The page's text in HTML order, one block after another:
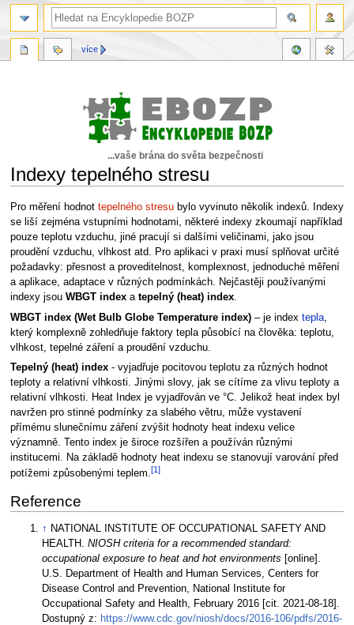
...vaše brána do světa bezpečnosti
Indexy tepelného stresu
Skočit
na
navigaci
Skočit
na
vyhledávání
Pro měření hodnot tepelného stresubylo vyvinuto několik indexů. Indexy
se liší zejména vstupními hodnotami, některé indexy zkoumají například
pouze teplotu vzduchu, jiné pracují si dalšími veličinami, jako jsou
proudění vzduchu, vlhkost atd. Pro aplikaci v praxi musí splňovat určité
požadavky: přesnost a proveditelnost, komplexnost, jednoduché měření
a aplikace, adaptace v různých podmínkách. Nejčastěji používanými
indexy jsou WBGT indexa tepelný (heat) index.
WBGT index (Wet Bulb Globe Temperature index)– je index tepla,
který komplexně zohledňuje faktory tepla působící na člověka: teplotu,
vlhkost, tepelné záření a proudění vzduchu.
Tepelný (heat) index- vyjadřuje pocitovou teplotu za různých hodnot
teploty a relativní vlhkosti. Jinými slovy, jak se cítíme za vlivu teploty a
relativní vlhkosti. Heat Index je vyjadřován ve °C. Jelikož heat index byl
navržen pro stinné podmínky za slabého větru, může vystavení
přímému slunečnímu záření zvýšit hodnoty heat indexu velice
významně. Tento index je široce rozšířen a používán různými
institucemi. Na základě hodnoty heat indexu se stanovují varování před
potížemi způsobenými teplem.[1]
Reference
↑ NATIONAL INSTITUTE OF OCCUPATIONAL SAFETY AND
HEALTH.NIOSH criteria for a recommended standard:
occupational exposure to heat and hot environments [online].
U.S. Department of Health and Human Services, Centers for
Disease Control and Prevention, National Institute for
Occupational Safety and Health, February 2016 [cit. 2021-08-18].
Dostupný z: https://www.cdc.gov/niosh/docs/2016-106/pdfs/2016-
více